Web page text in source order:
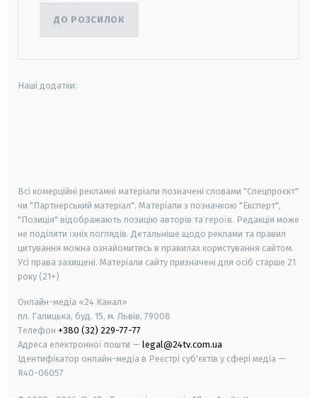
ДО РОЗСИЛОК
Наші додатки:
Всі комерційні рекламні матеріали позначені словами "Спецпроєкт"
чи "Партнерський матеріал". Матеріали з позначкою "Експерт",
"Позиція" відображають позицію авторів та героїв. Редакція може
не поділяти їхніх поглядів. Детальніше щодо реклами та правил
цитування можна ознайомитись в правилах користування сайтом.
Усі права захищені. Матеріали сайту призначені для осіб старше 21
року (21+)
Онлайн-медіа «24 Канал»
пл. Галицька, буд. 15, м. Львів, 79008
Телефон +380 (32) 229-77-77
Адреса електронної пошти — legal@24tv.com.ua
Ідентифікатор онлайн-медіа в Реєстрі суб'єктів у сфері медіа —
R40-06057